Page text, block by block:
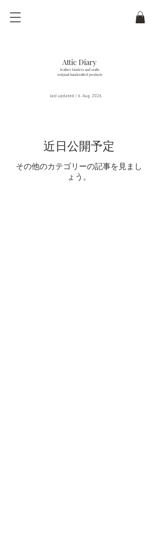
Attic Diary
leather binders and crafts
original handcrafted products
last updated / 6. Aug.2026
近日公開予定
その他のカテゴリーの記事を見まし
ょう。